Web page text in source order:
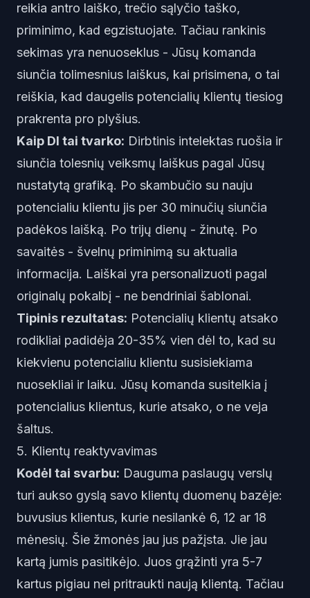
reikia antro laiško, trečio sąlyčio taško,
priminimo, kad egzistuojate. Tačiau rankinis
sekimas yra nenuoseklus - Jūsų komanda
siunčia tolimesnius laiškus, kai prisimena, o tai
reiškia, kad daugelis potencialių klientų tiesiog
prakrenta pro plyšius.
Kaip DI tai tvarko: Dirbtinis intelektas ruošia ir
siunčia tolesnių veiksmų laiškus pagal Jūsų
nustatytą grafiką. Po skambučio su nauju
potencialiu klientu jis per 30 minučių siunčia
padėkos laišką. Po trijų dienų - žinutę. Po
savaitės - švelnų priminimą su aktualia
informacija. Laiškai yra personalizuoti pagal
originalų pokalbį - ne bendriniai šablonai.
Tipinis rezultatas: Potencialių klientų atsako
rodikliai padidėja 20-35% vien dėl to, kad su
kiekvienu potencialiu klientu susisiekiama
nuosekliai ir laiku. Jūsų komanda susitelkia į
potencialius klientus, kurie atsako, o ne veja
šaltus.
5. Klientų reaktyvavimas
Kodėl tai svarbu: Dauguma paslaugų verslų
turi aukso gyslą savo klientų duomenų bazėje:
buvusius klientus, kurie nesilankė 6, 12 ar 18
mėnesių. Šie žmonės jau jus pažįsta. Jie jau
kartą jumis pasitikėjo. Juos grąžinti yra 5-7
kartus pigiau nei pritraukti naują klientą. Tačiau